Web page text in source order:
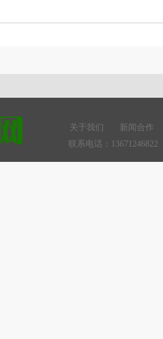
关于我们
新闻合作
联系电话：